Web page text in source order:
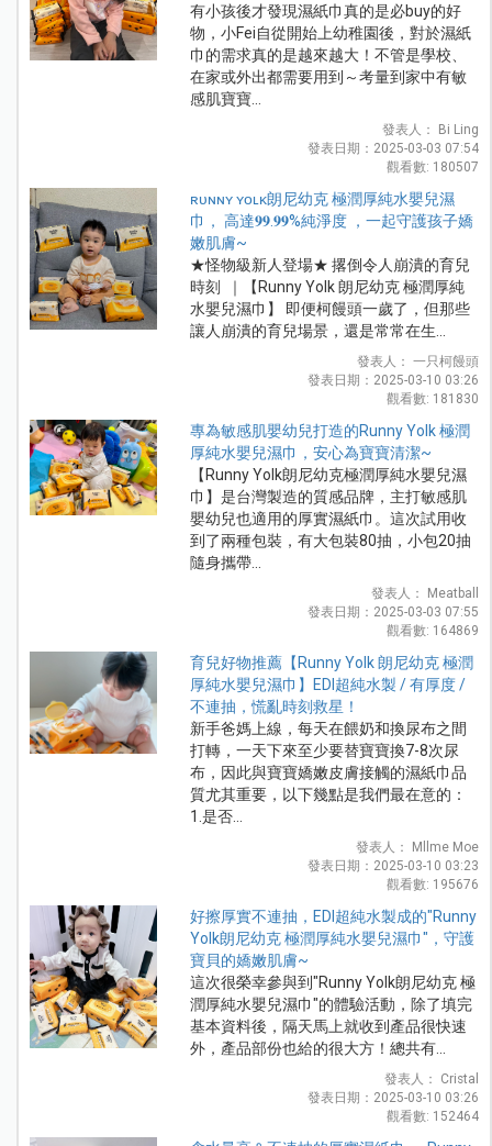
有小孩後才發現濕紙巾真的是必buy的好
物，小Fei自從開始上幼稚園後，對於濕紙
巾的需求真的是越來越大！不管是學校、
在家或外出都需要用到～考量到家中有敏
感肌寶寶...
發表人： Bi Ling
發表日期：2025-03-03 07:54
觀看數: 180507
ʀᴜɴɴʏ ʏᴏʟᴋ朗尼幼克 極潤厚純水嬰兒濕
巾， 高達𝟗𝟗.𝟗𝟗%純淨度 ，一起守護孩子嬌
嫩肌膚~
★怪物級新人登場★ 撂倒令人崩潰的育兒
時刻 ｜【Runny Yolk 朗尼幼克 極潤厚純
水嬰兒濕巾】 即便柯饅頭一歲了，但那些
讓人崩潰的育兒場景，還是常常在生...
發表人： 一只柯饅頭
發表日期：2025-03-10 03:26
觀看數: 181830
專為敏感肌嬰幼兒打造的Runny Yolk 極潤
厚純水嬰兒濕巾，安心為寶寶清潔~
【Runny Yolk朗尼幼克極潤厚純水嬰兒濕
巾】是台灣製造的質感品牌，主打敏感肌
嬰幼兒也適用的厚實濕紙巾。這次試用收
到了兩種包裝，有大包裝80抽，小包20抽
隨身攜帶...
發表人： Meatball
發表日期：2025-03-03 07:55
觀看數: 164869
育兒好物推薦【Runny Yolk 朗尼幼克 極潤
厚純水嬰兒濕巾】EDI超純水製 / 有厚度 /
不連抽，慌亂時刻救星！
新手爸媽上線，每天在餵奶和換尿布之間
打轉，一天下來至少要替寶寶換7-8次尿
布，因此與寶寶嬌嫩皮膚接觸的濕紙巾品
質尤其重要，以下幾點是我們最在意的：
1.是否...
發表人： Mllme Moe
發表日期：2025-03-10 03:23
觀看數: 195676
好擦厚實不連抽，EDI超純水製成的"Runny
Yolk朗尼幼克 極潤厚純水嬰兒濕巾"，守護
寶貝的嬌嫩肌膚~
這次很榮幸參與到"Runny Yolk朗尼幼克 極
潤厚純水嬰兒濕巾"的體驗活動，除了填完
基本資料後，隔天馬上就收到產品很快速
外，產品部份也給的很大方！總共有...
發表人： Cristal
發表日期：2025-03-10 03:26
觀看數: 152464